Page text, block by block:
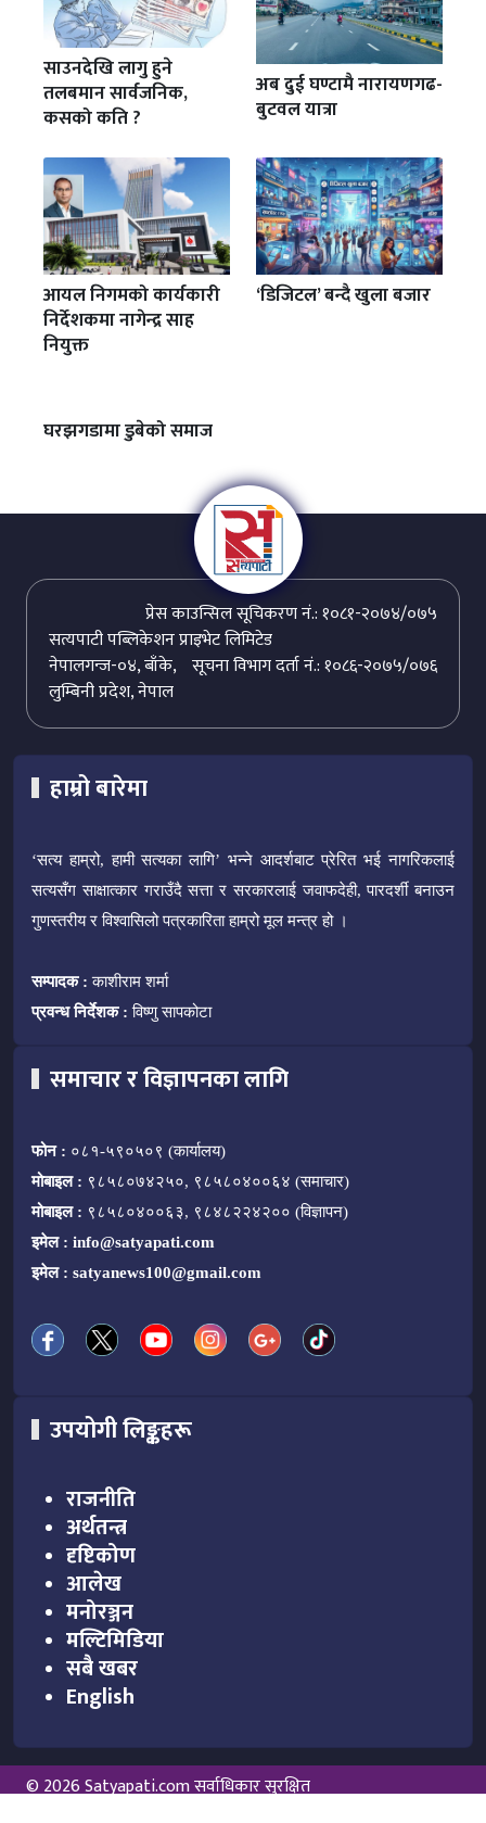
साउनदेखि लागु हुने
तलबमान सार्वजनिक,
कसको कति ?
अब दुई घण्टामै नारायणगढ-
बुटवल यात्रा
आयल निगमको कार्यकारी
निर्देशकमा नागेन्द्र साह
नियुक्त
‘डिजिटल’ बन्दै खुला बजार
घरझगडामा डुबेको समाज
प्रेस काउन्सिल सूचिकरण नं.: १०८१-२०७४/०७५
सत्यपाटी पब्लिकेशन प्राइभेट लिमिटेड
सूचना विभाग दर्ता नं.: १०८६-२०७५/०७६
नेपालगन्ज-०४, बाँके,
लुम्बिनी प्रदेश, नेपाल
हाम्रो बारेमा
‘सत्य हाम्रो, हामी सत्यका लागि’ भन्ने आदर्शबाट प्रेरित भई नागरिकलाई
सत्यसँग साक्षात्कार गराउँदै सत्ता र सरकारलाई जवाफदेही, पारदर्शी बनाउन
गुणस्तरीय र विश्वासिलो पत्रकारिता हाम्रो मूल मन्त्र हो ।
सम्पादक : काशीराम शर्मा
प्रवन्ध निर्देशक : विष्णु सापकोटा
समाचार र विज्ञापनका लागि
फोन : ०८१-५९०५०९ (कार्यालय)
मोबाइल : ९८५८०७४२५०, ९८५८०४००६४ (समाचार)
मोबाइल : ९८५८०४००६३, ९८४८२२४२०० (विज्ञापन)
इमेल : info@satyapati.com
इमेल : satyanews100@gmail.com
उपयोगी लिङ्कहरू
राजनीति
अर्थतन्त्र
दृष्टिकोण
आलेख
मनोरञ्जन
मल्टिमिडिया
सबै खबर
English
© 2026 Satyapati.com सर्वाधिकार सुरक्षित